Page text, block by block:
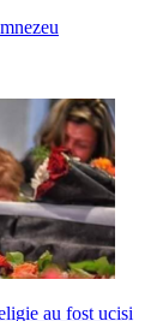
au fost uciși